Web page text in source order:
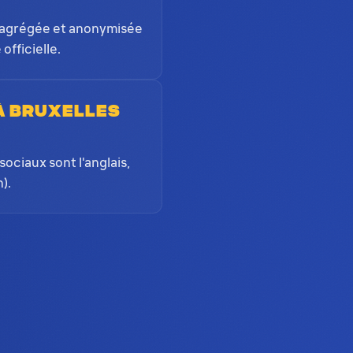
et anonymisée
officielle.
Bruxelles
sont l'anglais,